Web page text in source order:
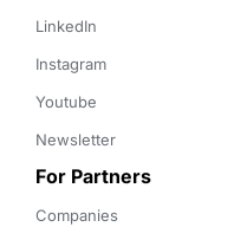
LinkedIn
Instagram
Youtube
Newsletter
For Partners
Companies